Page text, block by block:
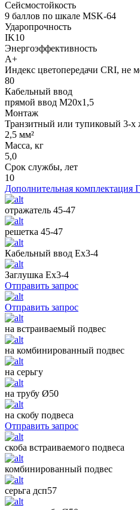
Сейсмостойкость
9 баллов по шкале МSK-64
Ударопрочность
IK10
Энергоэффективность
А+
Индекс цветопередачи CRI, не
80
Кабельный ввод
прямой ввод М20х1,5
Монтаж
Транзитный или тупиковый 3-
2,5 мм²
Масса, кг
5,0
Срок службы, лет
10
Дополнительная комплектация
отражатель 45-47
решетка 45-47
Кабельный ввод Ех3-4
Заглушка Ех3-4
Отправить запрос
Отправить запрос
на встраиваемый подвес
на комбинированный подвес
на серьгу
на трубу Ø50
на скобу подвеса
Отправить запрос
скоба встраиваемого подвеса
комбинированный подвес
серьга дсп57